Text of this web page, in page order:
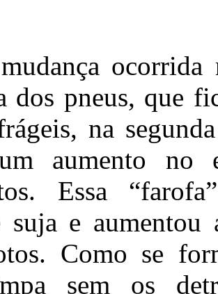
ocorrida
dos pneus, que
na
aumento no
Essa
suja e aumentou
Como se
sem os